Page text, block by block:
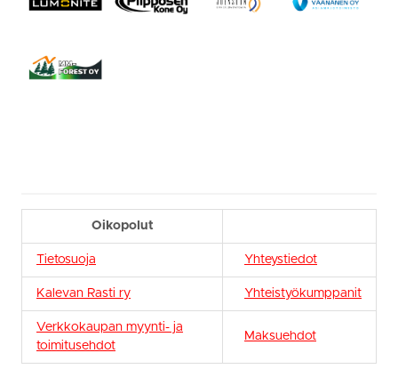
Oikopolut
Tietosuoja Yhteystiedot
Kalevan Rasti ry Yhteistyökumppanit
Verkkokaupan myynti- ja
toimitusehdot
Maksuehdot